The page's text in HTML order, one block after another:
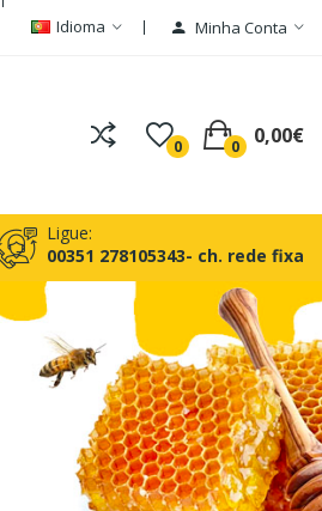
Idioma Minha Conta
0 0 0,00€
Ligue:
00351 278105343- ch. rede fixa